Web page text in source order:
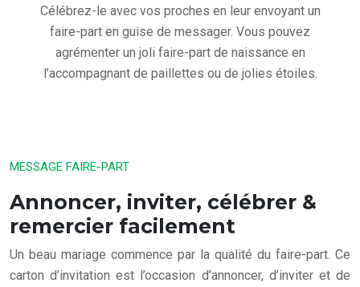
Célébrez-le avec vos proches en leur envoyant un
faire-part en guise de messager. Vous pouvez
agrémenter un joli faire-part de naissance en
l’accompagnant de paillettes ou de jolies étoiles.
MESSAGE FAIRE-PART
Annoncer, inviter, célébrer &
remercier facilement
Un beau mariage commence par la qualité du faire-part. Ce
carton d’invitation est l’occasion d’annoncer, d’inviter et de